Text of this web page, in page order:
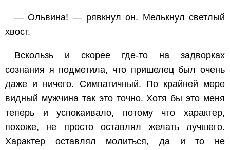
— Ольвина! — рявкнул он. Мелькнул светлый
хвост.
Вскользь и скорее где-то на задворках
сознания я подметила, что пришелец был очень
даже и ничего. Симпатичный. По крайней мере
видный мужчина так это точно. Хотя бы это меня
теперь и успокаивало, потому что характер,
похоже, не просто оставлял желать лучшего.
Характер оставлял молиться, да и то не